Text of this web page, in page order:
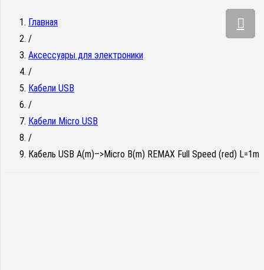
Главная
/
Аксессуары для электроники
/
Кабели USB
/
Кабели Micro USB
/
Кабель USB A(m)–>Micro B(m) REMAX Full Speed (red) L=1m